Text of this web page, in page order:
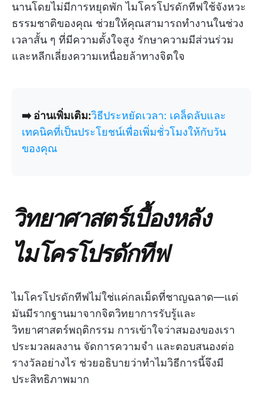
นานโดยไม่มีการหยุดพัก ไมโครโปรดักทีฟใช้จังหวะ
ธรรมชาติของคุณ ช่วยให้คุณสามารถทำงานในช่วง
เวลาสั้น ๆ ที่มีความตั้งใจสูง รักษาความมีส่วนร่วม
และหลีกเลี่ยงความเหนื่อยล้าทางจิตใจ
➡️ อ่านเพิ่มเติม:วิธีประหยัดเวลา: เคล็ดลับและ
เทคนิคที่เป็นประโยชน์เพื่อเพิ่มชั่วโมงให้กับวัน
ของคุณ
วิทยาศาสตร์เบื้องหลัง
ไมโครโปรดักทีฟ
ไมโครโปรดักทีฟไม่ใช่แค่กลเม็ดที่ชาญฉลาด—แต่
มันมีรากฐานมาจากจิตวิทยาการรับรู้และ
วิทยาศาสตร์พฤติกรรม การเข้าใจว่าสมองของเรา
ประมวลผลงาน จัดการความจำ และตอบสนองต่อ
รางวัลอย่างไร ช่วยอธิบายว่าทำไมวิธีการนี้จึงมี
ประสิทธิภาพมาก